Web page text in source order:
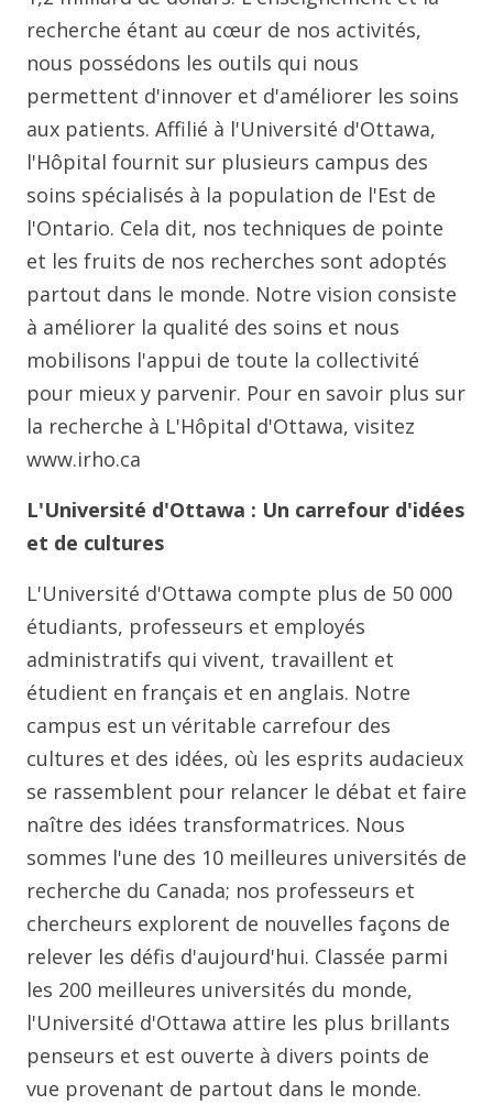
recherche étant au cœur de nos activités,
nous possédons les outils qui nous
permettent d'innover et d'améliorer les soins
aux patients. Affilié à l'Université d'Ottawa,
l'Hôpital fournit sur plusieurs campus des
soins spécialisés à la population de l'Est de
l'Ontario. Cela dit, nos techniques de pointe
et les fruits de nos recherches sont adoptés
partout dans le monde. Notre vision consiste
à améliorer la qualité des soins et nous
mobilisons l'appui de toute la collectivité
pour mieux y parvenir. Pour en savoir plus sur
la recherche à L'Hôpital d'Ottawa, visitez
www.irho.ca
L'Université d'Ottawa : Un carrefour d'idées
et de cultures
L'Université d'Ottawa compte plus de 50 000
étudiants, professeurs et employés
administratifs qui vivent, travaillent et
étudient en français et en anglais. Notre
campus est un véritable carrefour des
cultures et des idées, où les esprits audacieux
se rassemblent pour relancer le débat et faire
naître des idées transformatrices. Nous
sommes l'une des 10 meilleures universités de
recherche du Canada; nos professeurs et
chercheurs explorent de nouvelles façons de
relever les défis d'aujourd'hui. Classée parmi
les 200 meilleures universités du monde,
l'Université d'Ottawa attire les plus brillants
penseurs et est ouverte à divers points de
vue provenant de partout dans le monde.